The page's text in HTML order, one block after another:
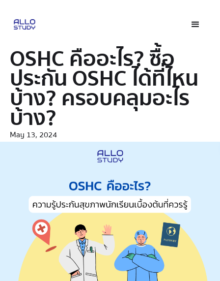
OSHC คืออะไร? ซื้อ
ประกัน OSHC ได้ที่ไหน
บ้าง? ครอบคลุมอะไร
บ้าง?
May 13, 2024